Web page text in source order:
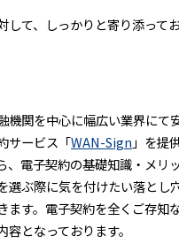
して、しっかりと寄り添って
機関を中心に幅広い業界にて
サービス「WAN-Sign 」を提
、電子契約の基礎知識・メリ
選ぶ際に気を付けたい落とし
ます。電子契約を全くご存知
容となっております。